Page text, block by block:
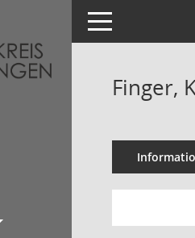
Toggle navigation
Finger,